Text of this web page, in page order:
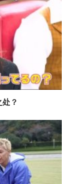
？